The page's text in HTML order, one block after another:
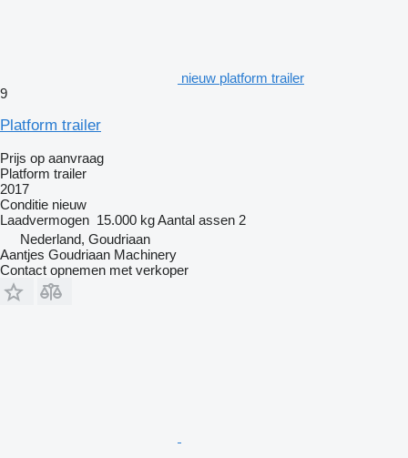
nieuw platform trailer
9
Platform trailer
Prijs op aanvraag
Platform trailer
2017
Conditie nieuw
Laadvermogen 15.000 kgAantal assen 2
Nederland, Goudriaan
Aantjes Goudriaan Machinery
Contact opnemen met verkoper